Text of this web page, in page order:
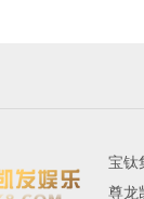
宝钛
尊龙